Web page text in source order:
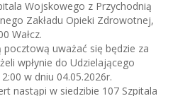
Wojskowego z Przychodnią
Zakładu Opieki Zdrowotnej,
Wałcz.
pocztową uważać się będzie za
wpłynie do Udzielającego
w dniu 04.05.2026r.
nastąpi w siedzibie 107 Szpitala